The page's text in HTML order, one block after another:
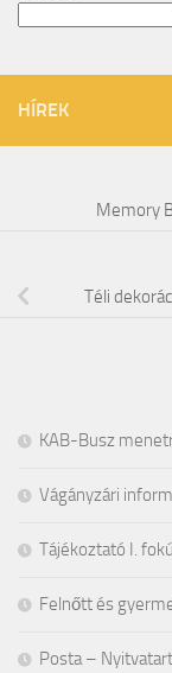
HÍREK
Memory
Téli
KAB-Busz
Vágányzári
Tájékoztató I.
Felnőtt és
Posta –